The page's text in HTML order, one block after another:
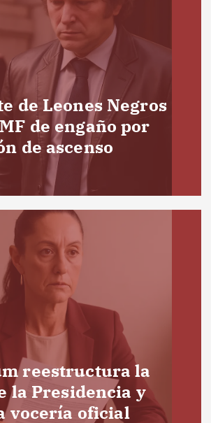
de Leones Negros
de engaño por
de ascenso
reestructura la
la Presidencia y
vocería oficial